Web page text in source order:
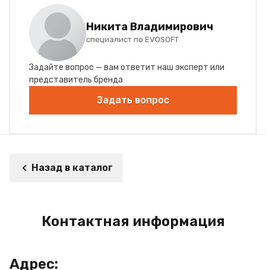
Никита Владимирович
специалист по EVOSOFT
Задайте вопрос — вам ответит наш эксперт или
представитель бренда
Задать вопрос
Назад в каталог
Контактная информация
Адрес: